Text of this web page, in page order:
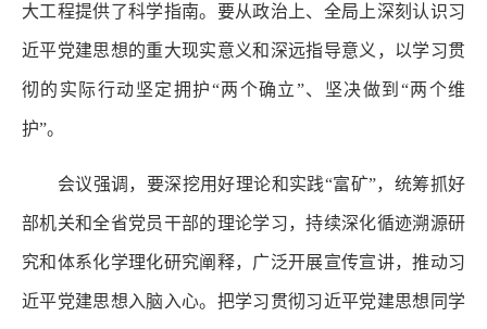
大工程提供了科学指南。要从政治上、全局上深刻认识习
近平党建思想的重大现实意义和深远指导意义，以学习贯
彻的实际行动坚定拥护“两个确立”、坚决做到“两个维
护”。
会议强调，要深挖用好理论和实践“富矿”，统筹抓好
部机关和全省党员干部的理论学习，持续深化循迹溯源研
究和体系化学理化研究阐释，广泛开展宣传宣讲，推动习
近平党建思想入脑入心。把学习贯彻习近平党建思想同学